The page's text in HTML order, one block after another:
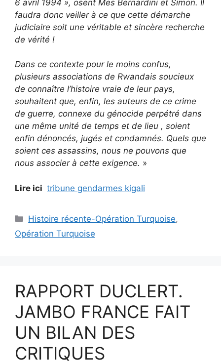
6 avril 1994 », osent Mes Bernardini et Simon. Il
faudra donc veiller à ce que cette démarche
judiciaire soit une véritable et sincère recherche
de vérité !
Dans ce contexte pour le moins confus,
plusieurs associations de Rwandais soucieux
de connaître l’histoire vraie de leur pays,
souhaitent que, enfin, les auteurs de ce crime
de guerre, connexe du génocide perpétré dans
une même unité de temps et de lieu , soient
enfin dénoncés, jugés et condamnés. Quels que
soient ces assassins, nous ne pouvons que
nous associer à cette exigence. »
Lire ici tribune gendarmes kigali
Catégories
Histoire récente-Opération Turquoise,
Opération Turquoise
RAPPORT DUCLERT.
JAMBO FRANCE FAIT
UN BILAN DES
CRITIQUES